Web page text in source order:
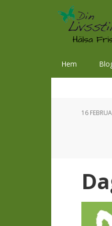
Hoppa
Hoppa
huvudinnehåll
Hoppa
sidfot
Hem
16